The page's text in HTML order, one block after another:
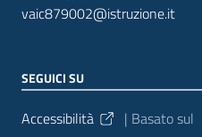
vaic879002@istruzione.it
SEGUICI SU
Sezione Link Utili
Accessibilità | Basato sul